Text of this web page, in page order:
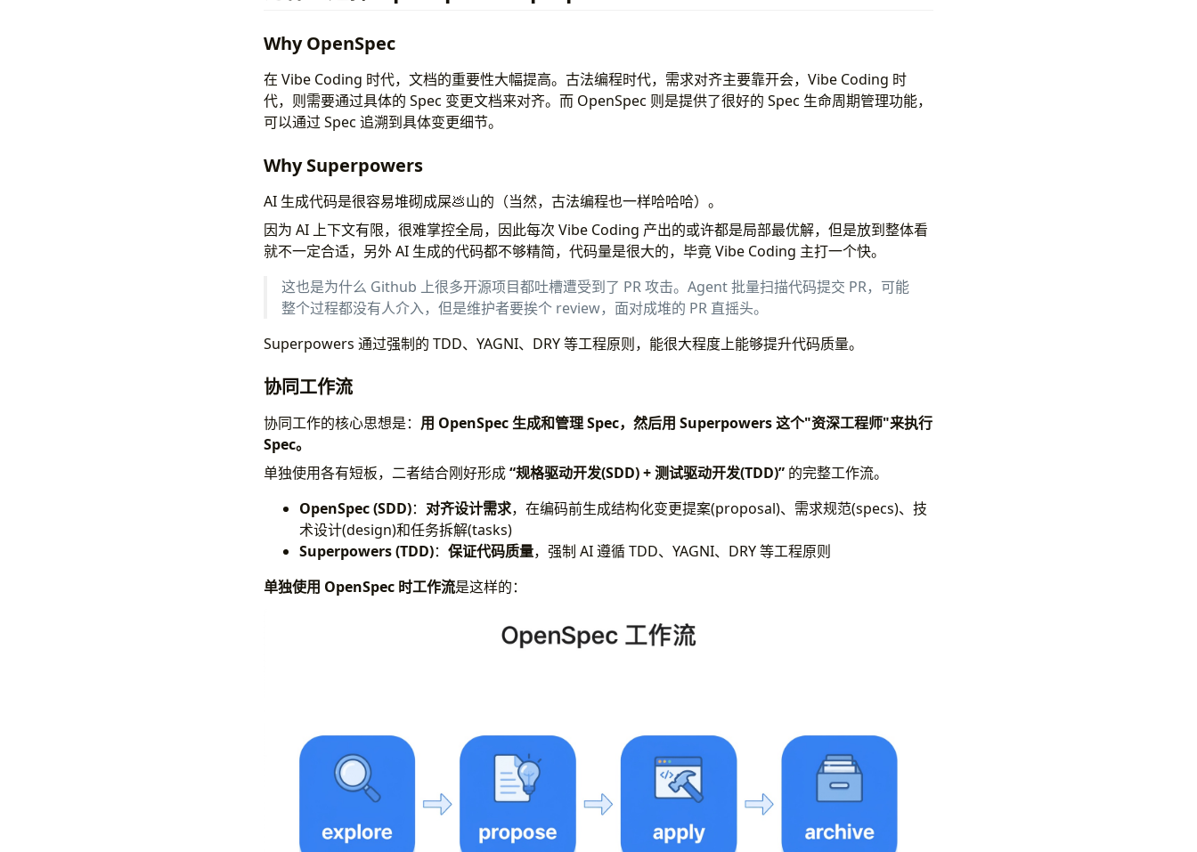
Why OpenSpec
在 Vibe Coding 时代，文档的重要性大幅提高。古法编程时代，需求对齐主要靠开会，Vibe Coding 时
代，则需要通过具体的 Spec 变更文档来对齐。而 OpenSpec 则是提供了很好的 Spec 生命周期管理功能，
可以通过 Spec 追溯到具体变更细节。
Why Superpowers
AI 生成代码是很容易堆砌成屎💩山的（当然，古法编程也一样哈哈哈）。
因为 AI 上下文有限，很难掌控全局，因此每次 Vibe Coding 产出的或许都是局部最优解，但是放到整体看
就不一定合适，另外 AI 生成的代码都不够精简，代码量是很大的，毕竟 Vibe Coding 主打一个快。
这也是为什么 Github 上很多开源项目都吐槽遭受到了 PR 攻击。Agent 批量扫描代码提交 PR，可能
整个过程都没有人介入，但是维护者要挨个 review，面对成堆的 PR 直摇头。
Superpowers 通过强制的 TDD、YAGNI、DRY 等工程原则，能很大程度上能够提升代码质量。
协同工作流
协同工作的核心思想是： 用 OpenSpec 生成和管理 Spec，然后用 Superpowers 这个"资深工程师"来执行
Spec。
单独使用各有短板，二者结合刚好形成“规格驱动开发(SDD) + 测试驱动开发(TDD)”的完整工作流。
OpenSpec (SDD)： 对齐设计需求，在编码前生成结构化变更提案(proposal)、需求规范(specs)、技
术设计(design)和任务拆解(tasks)
Superpowers (TDD)： 保证代码质量，强制 AI 遵循 TDD、YAGNI、DRY 等工程原则
单独使用 OpenSpec 时工作流是这样的：